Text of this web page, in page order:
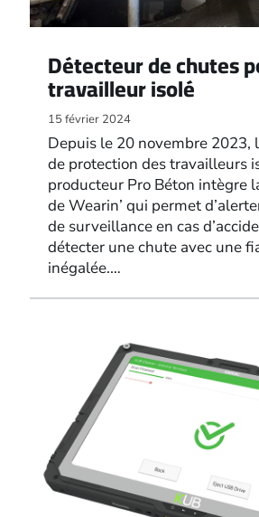
Détecteur de chutes
travailleur isolé
15 février 2024
Depuis le 20 novembre 2023,
de protection des travailleurs
producteur Pro Béton intègre
de Wearin’ qui permet
de surveillance en cas
détecter une chute avec une
inégalée.…